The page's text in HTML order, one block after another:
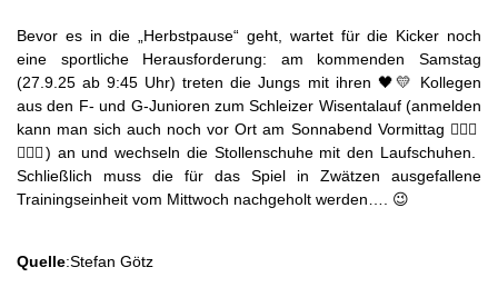
Bevor es in die „Herbstpause“ geht, wartet für die Kicker noch
eine sportliche Herausforderung: am kommenden Samstag
(27.9.25 ab 9:45 Uhr) treten die Jungs mit ihren 🖤💛 Kollegen
aus den F- und G-Junioren zum Schleizer Wisentalauf (anmelden
kann man sich auch noch vor Ort am Sonnabend Vormittag 🏃🏼‍♀️
🏃🏻‍♂️) an und wechseln die Stollenschuhe mit den Laufschuhen.
Schließlich muss die für das Spiel in Zwätzen ausgefallene
Trainingseinheit vom Mittwoch nachgeholt werden…. 😉
Quelle:Stefan Götz